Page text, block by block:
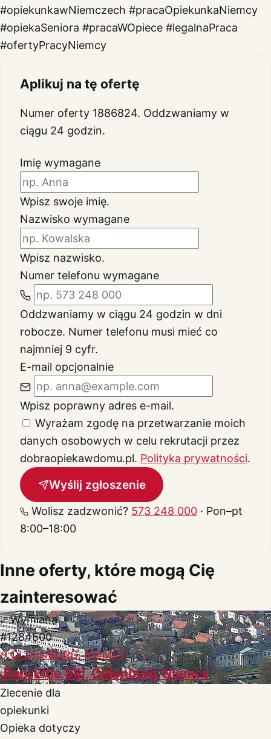
#opiekunkawNiemczech #pracaOpiekunkaNiemcy
#opiekaSeniora #pracaWOpiece #legalnaPraca
#ofertyPracyNiemcy
Aplikuj na tę ofertę
Numer oferty 1886824. Oddzwaniamy w
ciągu 24 godzin.
Imię wymagane
Wpisz swoje imię.
Nazwisko wymagane
Wpisz nazwisko.
Numer telefonu wymagane
Oddzwaniamy w ciągu 24 godzin w dni
robocze. Numer telefonu musi mieć co
najmniej 9 cyfr.
E-mail opcjonalnie
Wpisz poprawny adres e-mail.
Wyrażam zgodę na przetwarzanie moich
danych osobowych w celu rekrutacji przez
dobraopiekawdomu.pl. Polityka prywatności.
Wyślij zgłoszenie
Wolisz zadzwonić? 573 248 000 · Pon–pt
8:00–18:00
Inne oferty, które mogą Cię
zainteresować
Wymiana
#1284500
OLDENBURG, NIEMCY
.Pani Eltje 88l, Oldenburg, Niemcy
Zlecenie dla
opiekunki
Opieka dotyczy